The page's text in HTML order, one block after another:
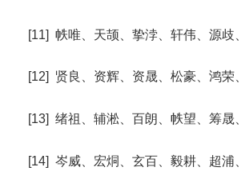
[11] 帙唯、天颉、挚浡、轩伟、源歧
[12] 贤良、资辉、资晟、松豪、鸿荣
[13] 绪祖、辅淞、百朗、帙望、筹晟
[14] 岑威、宏烔、玄百、毅耕、超浦